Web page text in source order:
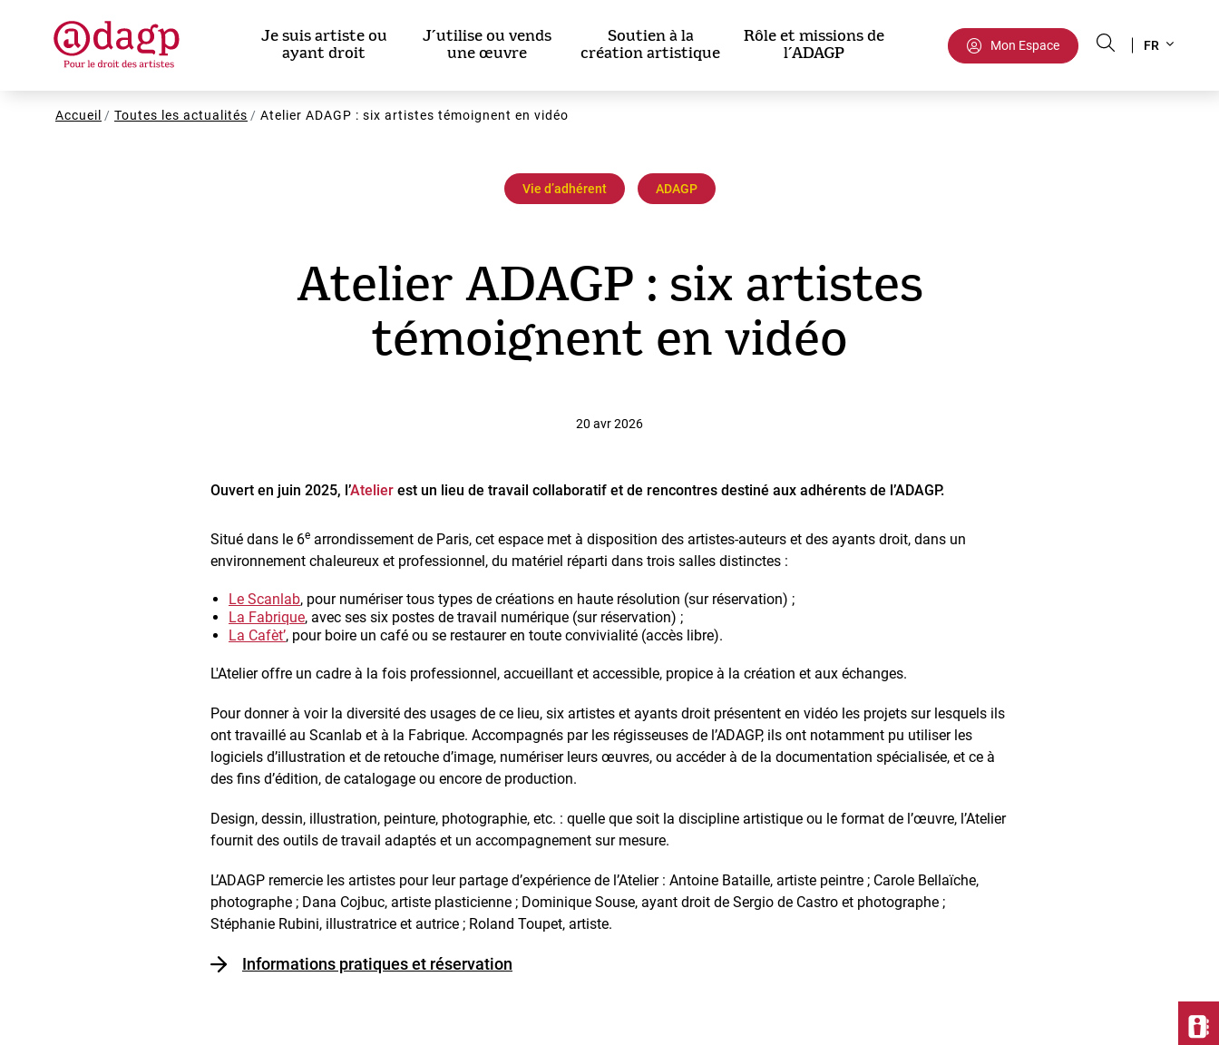
Je suis artiste ou
ayant droit
J’utilise ou vends
une œuvre
Soutien à la
création artistique
Rôle et missions de
l’ADAGP
Mon Espace
your
FR
Fil
Accueil Toutes les actualités Atelier ADAGP : six artistes témoignent en vidéo
Vie dʼadhérent ADAGP
Atelier ADAGP : six artistes
témoignent en vidéo
20 avr 2026
Ouvert en juin 2025, l’Atelier est un lieu de travail collaboratif et de rencontres destiné aux adhérents de l’ADAGP.
Situé dans le 6e arrondissement de Paris, cet espace met à disposition des artistes-auteurs et des ayants droit, dans un
environnement chaleureux et professionnel, du matériel réparti dans trois salles distinctes :
Le Scanlab, pour numériser tous types de créations en haute résolution (sur réservation) ;
La Fabrique, avec ses six postes de travail numérique (sur réservation) ;
La Cafèt’, pour boire un café ou se restaurer en toute convivialité (accès libre).
L'Atelier offre un cadre à la fois professionnel, accueillant et accessible, propice à la création et aux échanges.
Pour donner à voir la diversité des usages de ce lieu, six artistes et ayants droit présentent en vidéo les projets sur lesquels ils
ont travaillé au Scanlab et à la Fabrique. Accompagnés par les régisseuses de l’ADAGP, ils ont notamment pu utiliser les
logiciels d’illustration et de retouche d’image, numériser leurs œuvres, ou accéder à de la documentation spécialisée, et ce à
des fins d’édition, de catalogage ou encore de production.
Design, dessin, illustration, peinture, photographie, etc. : quelle que soit la discipline artistique ou le format de l’œuvre, l’Atelier
fournit des outils de travail adaptés et un accompagnement sur mesure.
L’ADAGP remercie les artistes pour leur partage d’expérience de l’Atelier : Antoine Bataille, artiste peintre ; Carole Bellaïche,
photographe ; Dana Cojbuc, artiste plasticienne ; Dominique Souse, ayant droit de Sergio de Castro et photographe ;
Stéphanie Rubini, illustratrice et autrice ; Roland Toupet, artiste.
Informations pratiques et réservation